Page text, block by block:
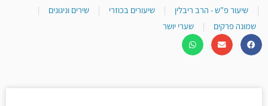
|
שיעור פ"ש - הרב ריבלין | שיעורים בכוזרי | שירים וניגונים
|
שמונה פרקים
| שערי יושר